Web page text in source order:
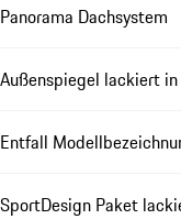
Panorama Dachsystem
Außenspiegel lackiert
Entfall
SportDesign Paket